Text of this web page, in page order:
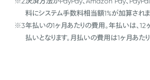
料にシステム手数料相当額1%が加算されま
※3年払いの1ヶ月あたりの費用。年払いは、12
払いとなります。月払いの費用は1ヶ月あたり